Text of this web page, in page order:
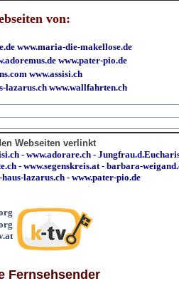
von:
www.maria-die-makellose.de
www.pater-pio.de
www.assisi.ch
lazarus.ch www.wallfahrten.ch
Webseiten verlinkt
-www.adorare.ch -
-www.segenskreis.at-barbara-
haus-lazarus.ch - www.pater-pio.de
Fernsehsender